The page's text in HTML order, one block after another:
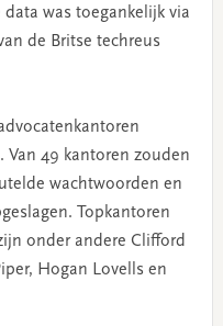
data was toegankelijk via
de Britse techreus
Van 49 kantoren zouden
wachtwoorden en
Topkantoren
onder andere Clifford
Hogan Lovells en